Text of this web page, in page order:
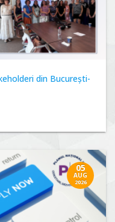
din București-
05
AUG
2026